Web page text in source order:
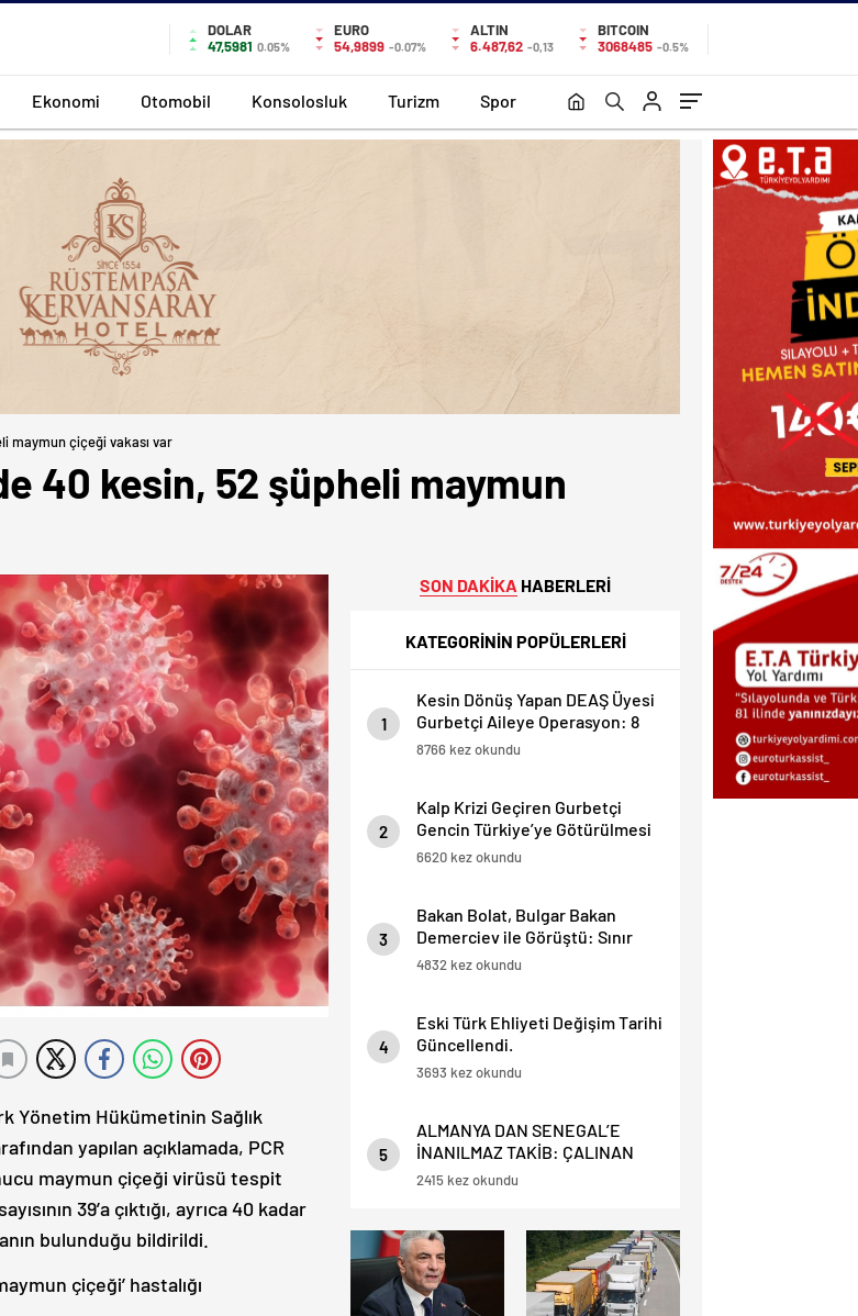
DOLAR
47,5981 0.05%
EURO
54,9899 -0.07%
ALTIN
6.487,62 -0,13
BITCOIN
3068485 -0.5%
Ekonomi Otomobil Konsolosluk Turizm Spor
maymun çiçeği vakası var
40 kesin, 52 şüpheli maymun
Yönetim Hükümetinin Sağlık
yapılan açıklamada, PCR
maymun çiçeği virüsü tespit
39’a çıktığı, ayrıca 40 kadar
bulunduğu bildirildi.
çiçeği’ hastalığı
SON DAKİKA HABERLERİ
KATEGORİNİN POPÜLERLERİ
1
Kesin Dönüş Yapan DEAŞ Üyesi
Gurbetçi Aileye Operasyon: 8
Ölü, 2 Yaralı.
8766 kez okundu
2
Kalp Krizi Geçiren Gurbetçi
Gencin Türkiye’ye Götürülmesi
İçin , 40 Bin Dolarlık Fatura
6620 kez okundu
3
Bakan Bolat, Bulgar Bakan
Demerciev ile Görüştü: Sınır
Kapılarında “EES” ve Yaz
4832 kez okundu
4
Eski Türk Ehliyeti Değişim Tarihi
Güncellendi.
3693 kez okundu
5
ALMANYA DAN SENEGAL’E
İNANILMAZ TAKİB: ÇALINAN
TELEFONU İÇİN 4.500 KM YOL
2415 kez okundu